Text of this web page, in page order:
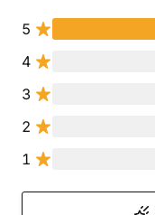
5
4
3
2
1